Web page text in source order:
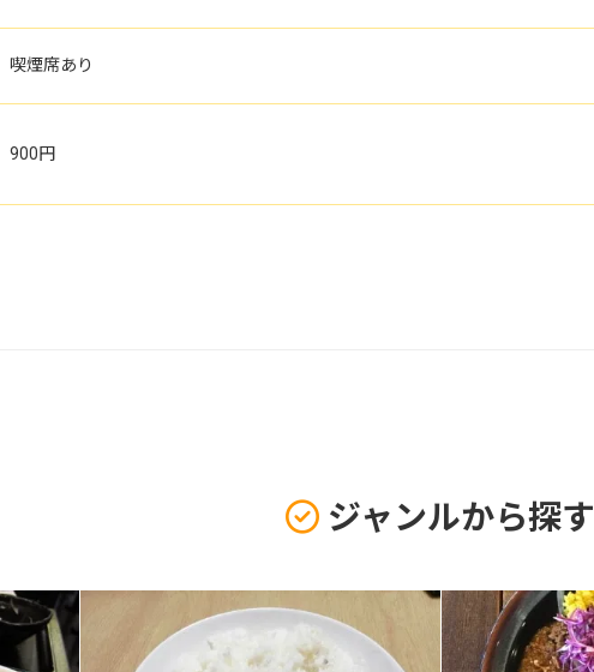
喫煙席あり
900円
ジャンルから探す